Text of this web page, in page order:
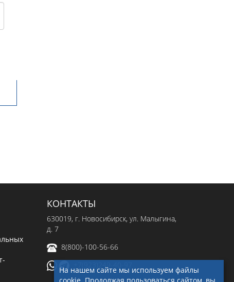
КОНТАКТЫ
630019, г. Новосибирск, ул. Малыгина,
д. 7
8(800)-100-56-66
На нашем сайте мы используем файлы